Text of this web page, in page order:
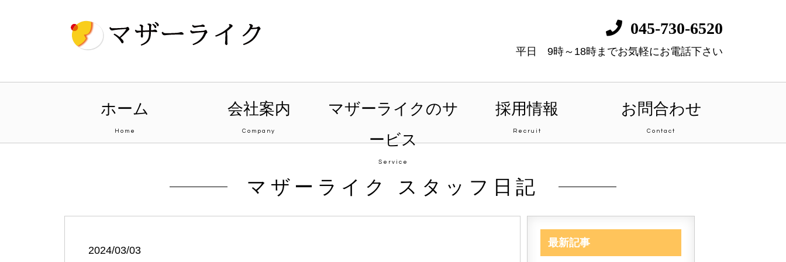
045-730-6520
平日 9時～18時までお気軽にお電話下さい
ホーム
Home
会社案内
Company
マザーライクのサ
ービス
Service
採用情報
Recruit
お問合わせ
Contact
マザーライク スタッフ日記
2024/03/03
最新記事